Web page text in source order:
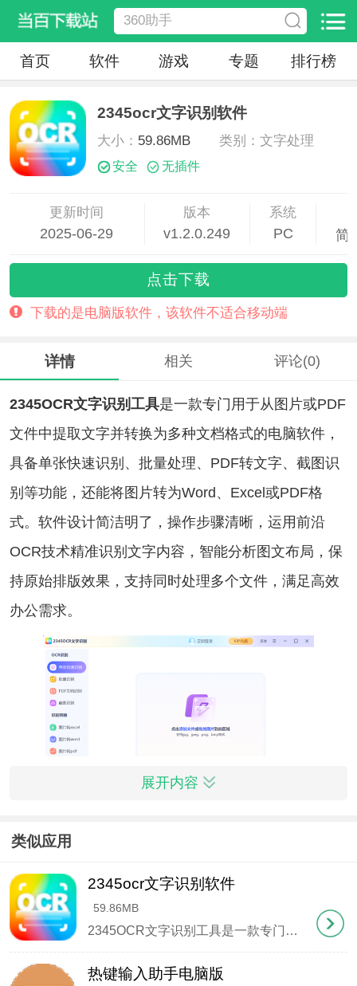
首页 软件 游戏 专题 排行榜
2345ocr文字识别软件
大小： 59.86MB 类别：文字处理
安全 无插件
更新时间
2025-06-29
版本
v1.2.0.249
系统
PC 简
点击下载
下载的是电脑版软件，该软件不适合移动端
详情 相关 评论(0)
2345OCR文字识别工具是一款专门用于从图片或PDF
文件中提取文字并转换为多种文档格式的电脑软件，
具备单张快速识别、批量处理、PDF转文字、截图识
别等功能，还能将图片转为Word、Excel或PDF格
式。软件设计简洁明了，操作步骤清晰，运用前沿
OCR技术精准识别文字内容，智能分析图文布局，保
持原始排版效果，支持同时处理多个文件，满足高效
办公需求。
主要功能
1、快速从图片或PDF中提取文字信息
2、内置截图工具，可直接截取屏幕内容进行文字识别
3、解决PDF文件无法复制的问题，通过截图识别文字
展开内容
类似应用
2345ocr文字识别软件
59.86MB
2345OCR文字识别工具是一款专门用于从图片或PDF文件中提取文字并转换为多种文档格式的电脑软件，具备单张快速识别、批量处理、PDF转文字、截图识别等功能，还能将图片转为Word、Excel或
热键输入助手电脑版